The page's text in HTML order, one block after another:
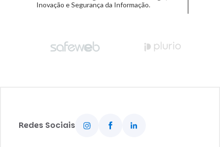
Inovação e Segurança da Informação.
Redes Sociais